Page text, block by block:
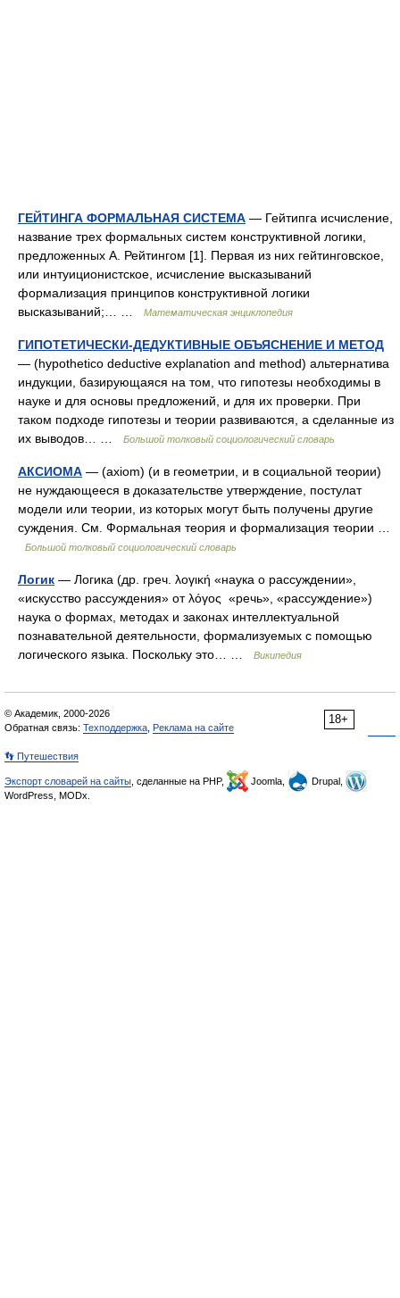
ГЕЙТИНГА ФОРМАЛЬНАЯ СИСТЕМА — Гейтипга исчисление,
название трех формальных систем конструктивной логики,
предложенных А. Рейтингом [1]. Первая из них гейтинговское,
или интуиционистское, исчисление высказываний
формализация принципов конструктивной логики
высказываний;… …
Математическая энциклопедия
ГИПОТЕТИЧЕСКИ-ДЕДУКТИВНЫЕ ОБЪЯСНЕНИЕ И МЕТОД
— (hypothetico deductive explanation and method) альтернатива
индукции, базирующаяся на том, что гипотезы необходимы в
науке и для основы предложений, и для их проверки. При
таком подходе гипотезы и теории развиваются, а сделанные из
их выводов… …
Большой толковый социологический словарь
АКСИОМА — (axiom) (и в геометрии, и в социальной теории)
не нуждающееся в доказательстве утверждение, постулат
модели или теории, из которых могут быть получены другие
суждения. См. Формальная теория и формализация теории …
Большой толковый социологический словарь
Логик — Логика (др. греч. λογική «наука о рассуждении»,
«искусство рассуждения» от λόγος «речь», «рассуждение»)
наука о формах, методах и законах интеллектуальной
познавательной деятельности, формализуемых с помощью
логического языка. Поскольку это… …
Википедия
18+
© Академик, 2000-2026
Обратная связь: Техподдержка Реклама на сайте
👣 Путешествия
Экспорт словарей на сайты , сделанные на PHP, Joomla,
Drupal,
WordPress, MODx.